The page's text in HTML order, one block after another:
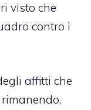
visto che
contro i
affitti che